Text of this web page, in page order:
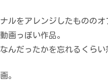
ナルをアレンジしたものの
画っぽい作品。
んだったかを忘れるくらい
。